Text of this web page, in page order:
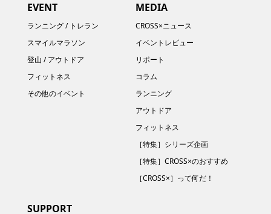
EVENT
ランニング / トレラン
スマイルマラソン
登山 / アウトドア
フィットネス
その他のイベント
MEDIA
CROSS×ニュース
イベントレビュー
リポート
コラム
ランニング
アウトドア
フィットネス
［特集］シリーズ企画
［特集］CROSS×のおすすめ
［CROSS×］って何だ！
SUPPORT